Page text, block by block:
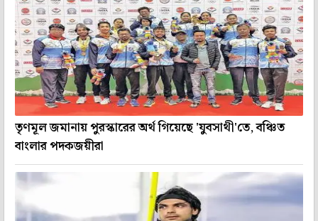
তৃণমূল জমানায় পুরস্কারের অর্থ গিয়েছে 'যুবসাথী'তে, বঞ্চিত
বাংলার পদকজয়ীরা